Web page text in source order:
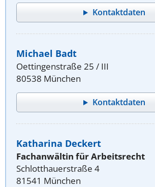
Kontaktdaten
Michael Badt
Oettingenstraße 25 / III
80538 München
Kontaktdaten
Katharina Deckert
Fachanwältin für Arbeitsrecht
Schlotthauerstraße 4
81541 München